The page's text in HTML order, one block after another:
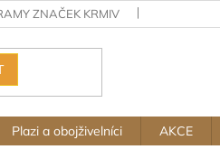
ZNAČEK KRMIV
Plazi a obojživelníci AKCE